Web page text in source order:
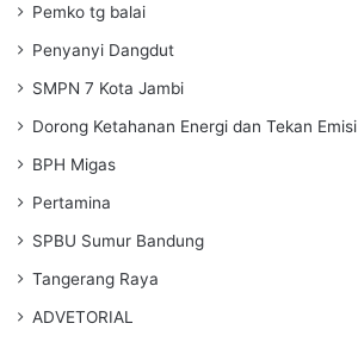
Pemko tg balai
Penyanyi Dangdut
SMPN 7 Kota Jambi
Dorong Ketahanan Energi dan Tekan Emisi
BPH Migas
Pertamina
SPBU Sumur Bandung
Tangerang Raya
ADVETORIAL